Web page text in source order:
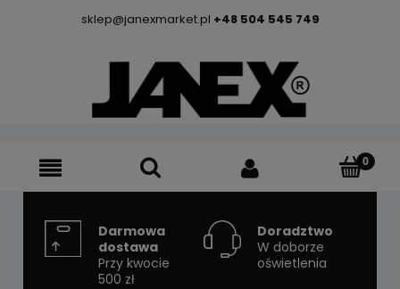
sklep@janexmarket.pl +48 504 545 749
Darmowa
dostawa
Przy kwocie
500 zł
Doradztwo
W doborze
oświetlenia